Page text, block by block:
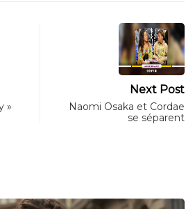
»
Next Post
Naomi Osaka et Cordae
se séparent